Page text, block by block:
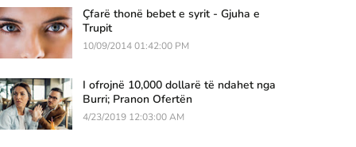
Çfarë thonë bebet e syrit - Gjuha e
Trupit
10/09/2014 01:42:00 PM
I ofrojnë 10,000 dollarë të ndahet nga
Burri; Pranon Ofertën
4/23/2019 12:03:00 AM